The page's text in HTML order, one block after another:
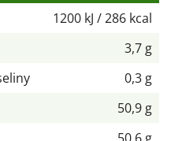
1200 kJ / 286 kcal
3,7 g
0,3 g
50,9 g